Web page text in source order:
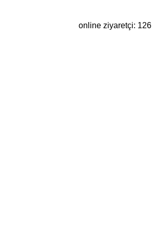
online ziyaretçi: 126